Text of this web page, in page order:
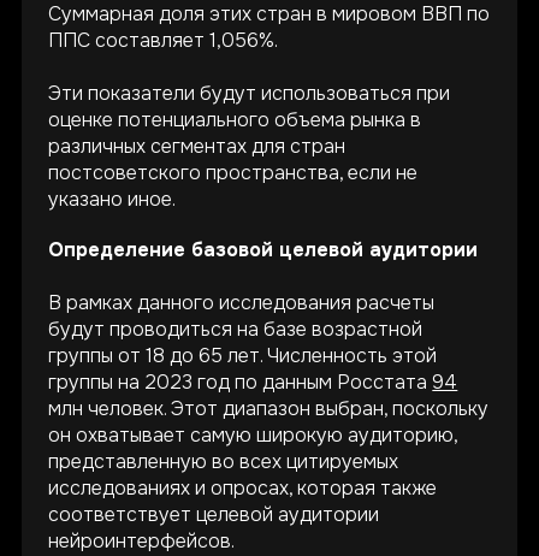
Суммарная доля этих стран в мировом ВВП по
ППС составляет 1,056%.
Эти показатели будут использоваться при
оценке потенциального объема рынка в
различных сегментах для стран
постсоветского пространства, если не
указано иное.
Определение базовой целевой аудитории
В рамках данного исследования расчеты
будут проводиться на базе возрастной
группы от 18 до 65 лет. Численность этой
группы на 2023 год по данным Росстата94
млн человек. Этот диапазон выбран, поскольку
он охватывает самую широкую аудиторию,
представленную во всех цитируемых
исследованиях и опросах, которая также
соответствует целевой аудитории
нейроинтерфейсов.